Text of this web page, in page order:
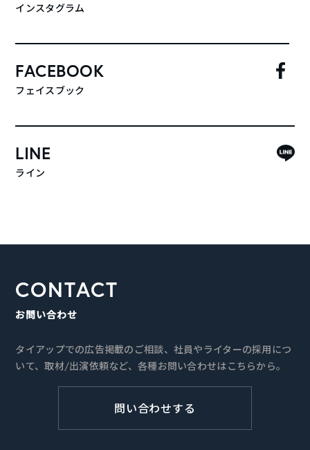
インスタグラム
FACEBOOK
フェイスブック
LINE
ライン
CONTACT
お問い合わせ
タイアップでの広告掲載のご相談、社員やライターの採用につ
いて、取材/出演依頼など、各種お問い合わせはこちらから。
問い合わせする